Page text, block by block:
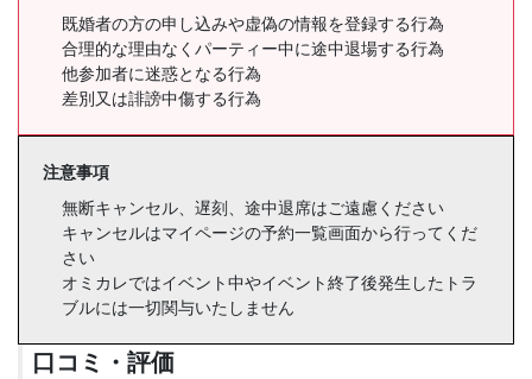
既婚者の方の申し込みや虚偽の情報を登録する行為
合理的な理由なくパーティー中に途中退場する行為
他参加者に迷惑となる行為
差別又は誹謗中傷する行為
注意事項
無断キャンセル、遅刻、途中退席はご遠慮ください
キャンセルはマイページの予約一覧画面から行ってくだ
さい
オミカレではイベント中やイベント終了後発生したトラ
ブルには一切関与いたしません
口コミ・評価